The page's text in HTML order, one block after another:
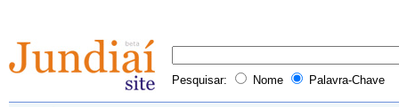
Pesquisar: Nome Palavra-Chave